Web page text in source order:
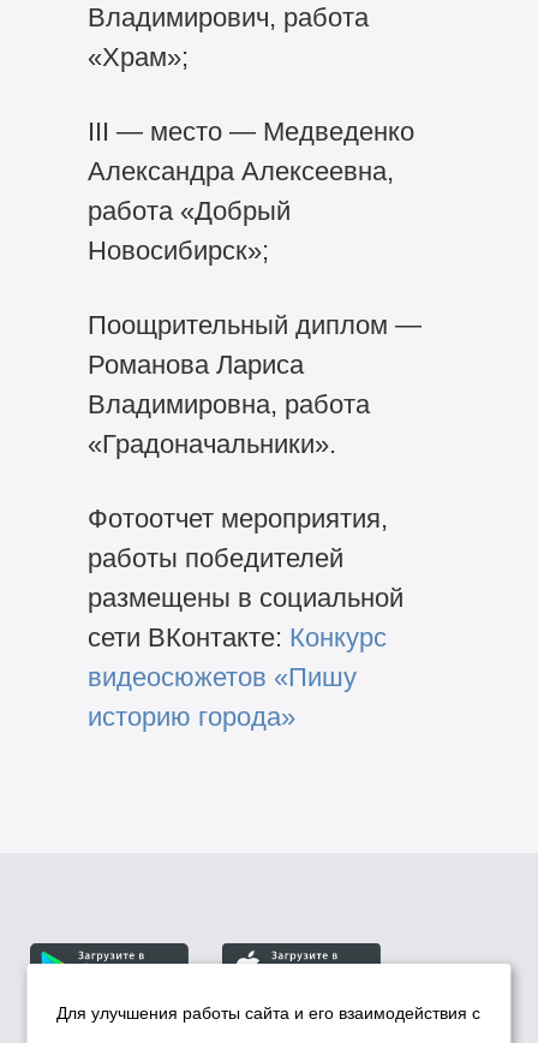
Владимирович, работа
«Храм»;
III — место — Медведенко
Александра Алексеевна,
работа «Добрый
Новосибирск»;
Поощрительный диплом —
Романова Лариса
Владимировна, работа
«Градоначальники».
Фотоотчет мероприятия,
работы победителей
размещены в социальной
сети ВКонтакте: Конкурс
видеосюжетов «Пишу
историю города»
Для улучшения работы сайта и его взаимодействия с